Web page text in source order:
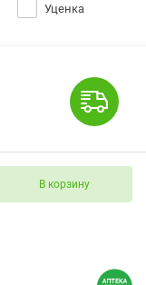
Уценка
В корзину